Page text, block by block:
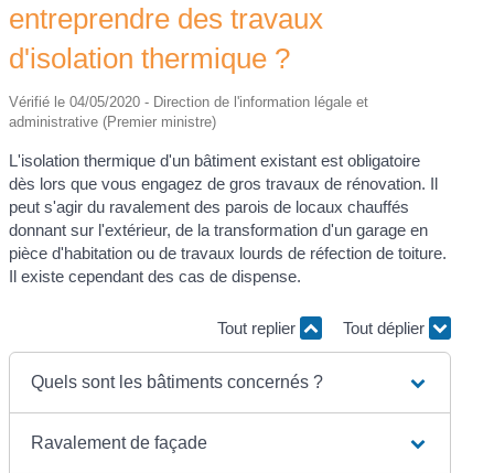
entreprendre des travaux
d'isolation thermique ?
Vérifié le 04/05/2020 - Direction de l'information légale et
administrative (Premier ministre)
L'isolation thermique d'un bâtiment existant est obligatoire
dès lors que vous engagez de gros travaux de rénovation. Il
peut s'agir du ravalement des parois de locaux chauffés
donnant sur l'extérieur, de la transformation d'un garage en
pièce d'habitation ou de travaux lourds de réfection de toiture.
Il existe cependant des cas de dispense.
Tout replier Tout déplier
Quels sont les bâtiments concernés ?
Ravalement de façade